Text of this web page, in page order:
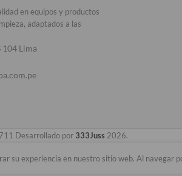
en equipos y productos
adaptados a las
104 Lima
Desarrollado por 333Juss 2026.
su experiencia en nuestro sitio web. Al navegar